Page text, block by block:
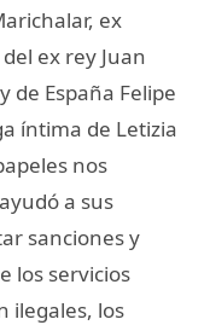
ex
ex rey Juan
de España Felipe
íntima de Letizia
nos
a sus
sanciones y
los servicios
ilegales, los